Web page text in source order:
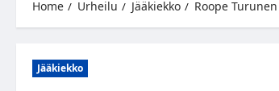
Home Urheilu Jääkiekko Roope
Jääkiekko